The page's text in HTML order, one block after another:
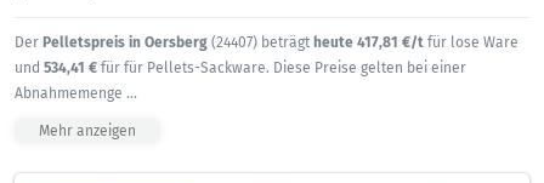
Der Pelletspreis in Oersberg (24407) beträgt heute 417,81 €/t für lose Ware
und 534,41 € für für Pellets-Sackware. Diese Preise gelten bei einer
Abnahmemenge ...
Mehr anzeigen